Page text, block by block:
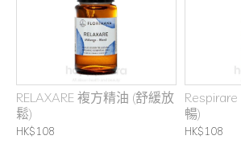
RELAXARE 複方精油 (舒緩放
鬆)
HK$108
暢)
HK$108